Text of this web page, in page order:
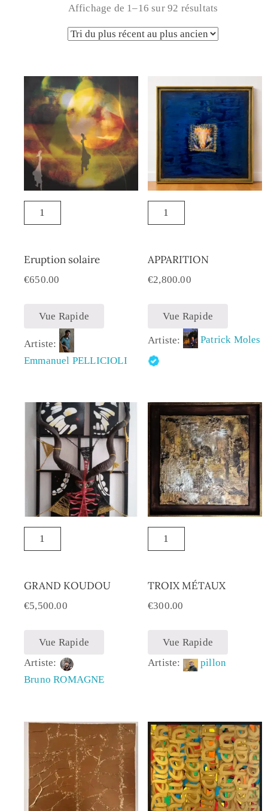
Affichage de 1–16 sur 92 résultats
Eruption solaire
€650.00
Vue Rapide
Artiste:
Emmanuel PELLICIOLI
APPARITION
€2,800.00
Vue Rapide
Artiste: Patrick Moles
GRAND KOUDOU
€5,500.00
Vue Rapide
Artiste:
Bruno ROMAGNE
TROIX MÉTAUX
€300.00
Vue Rapide
Artiste:
pillon